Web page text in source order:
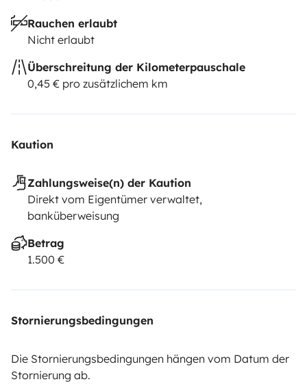
Rauchen erlaubt
Nicht erlaubt
Überschreitung der Kilometerpauschale
0,45 € pro zusätzlichem km
Kaution
Zahlungsweise(n) der Kaution
Direkt vom Eigentümer verwaltet,
banküberweisung
Betrag
1.500 €
Stornierungsbedingungen
Die Stornierungsbedingungen hängen vom Datum der
Stornierung ab.